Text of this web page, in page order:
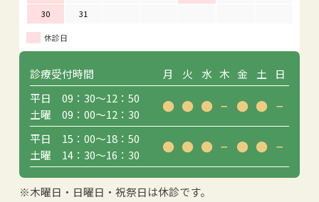
診療受付時間 月 火 水 木 金 土
日
平日 09：30〜12：50
土曜 09：00〜12：30
● ● ● − ● ● −
平日 15：00〜18：50
土曜 14：30〜16：30
● ● ● − ● ● −
※木曜日・日曜日・祝祭日は休診です。
30
31
休診日